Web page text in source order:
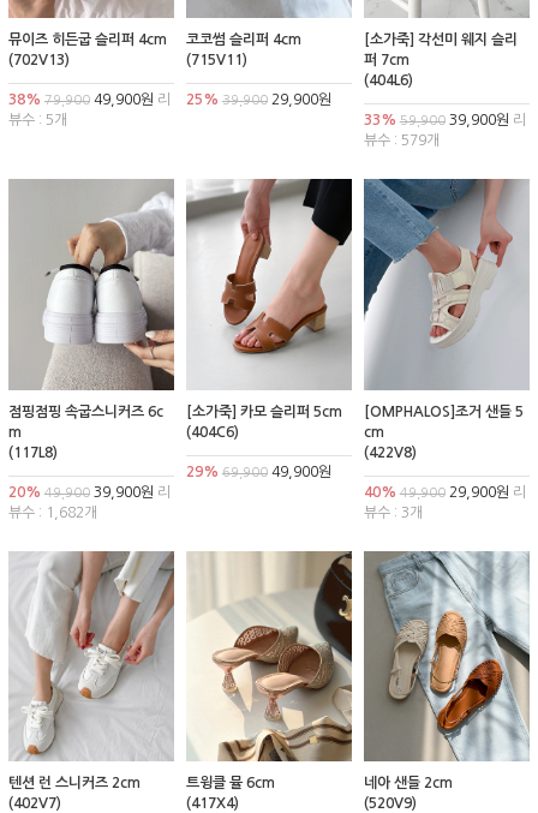
뮤이즈 히든굽 슬리퍼 4cm
(702V13)
38% 79,900 49,900원 리
뷰수 : 5개
코코썸 슬리퍼 4cm
(715V11)
25% 39,90029,900원
[소가죽] 각선미 웨지 슬리
퍼 7cm
(404L6)
33% 59,90039,900원 리
뷰수 : 579개
점핑점핑 속굽스니커즈 6c
m
(117L8)
20% 49,900 39,900원 리
뷰수 : 1,682개
[소가죽] 카모 슬리퍼 5cm
(404C6)
29% 69,90049,900원
[OMPHALOS]조거 샌들 5
cm
(422V8)
40% 49,90029,900원 리
뷰수 : 3개
텐션 런 스니커즈 2cm
(402V7)
트윙클 뮬 6cm
(417X4)
네아 샌들 2cm
(520V9)